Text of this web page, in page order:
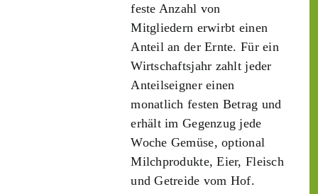
feste Anzahl von
Mitgliedern erwirbt einen
Anteil an der Ernte. Für ein
Wirtschaftsjahr zahlt jeder
Anteilseigner einen
monatlich festen Betrag und
erhält im Gegenzug jede
Woche Gemüse, optional
Milchprodukte, Eier, Fleisch
und Getreide vom Hof.